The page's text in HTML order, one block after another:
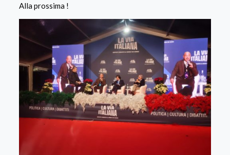
Alla prossima !